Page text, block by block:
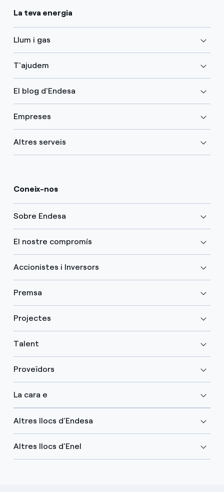
La teva energia
Llum i gas
T'ajudem
El blog d'Endesa
Empreses
Altres serveis
Coneix-nos
Sobre Endesa
El nostre compromís
Accionistes i Inversors
Premsa
Projectes
Talent
Proveïdors
La cara e
Altres llocs d'Endesa
Altres llocs d'Enel